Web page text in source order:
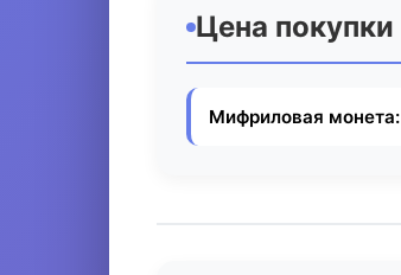
Цена покупки
Мифриловая монета: